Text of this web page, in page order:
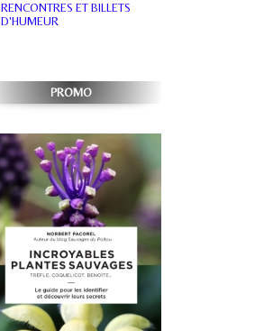
RENCONTRES ET BILLETS
D'HUMEUR
PROMO